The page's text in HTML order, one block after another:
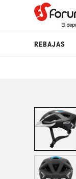
REBAJAS